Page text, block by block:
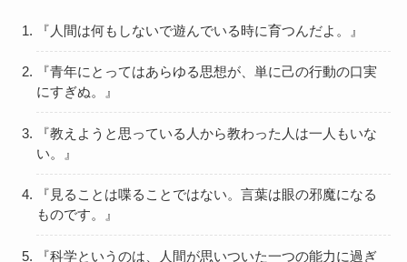
『人間は何もしないで遊んでいる時に育つんだよ。』
『青年にとってはあらゆる思想が、単に己の行動の口実
にすぎぬ。』
『教えようと思っている人から教わった人は一人もいな
い。』
『見ることは喋ることではない。言葉は眼の邪魔になる
ものです。』
『科学というのは、人間が思いついた一つの能力に過ぎ